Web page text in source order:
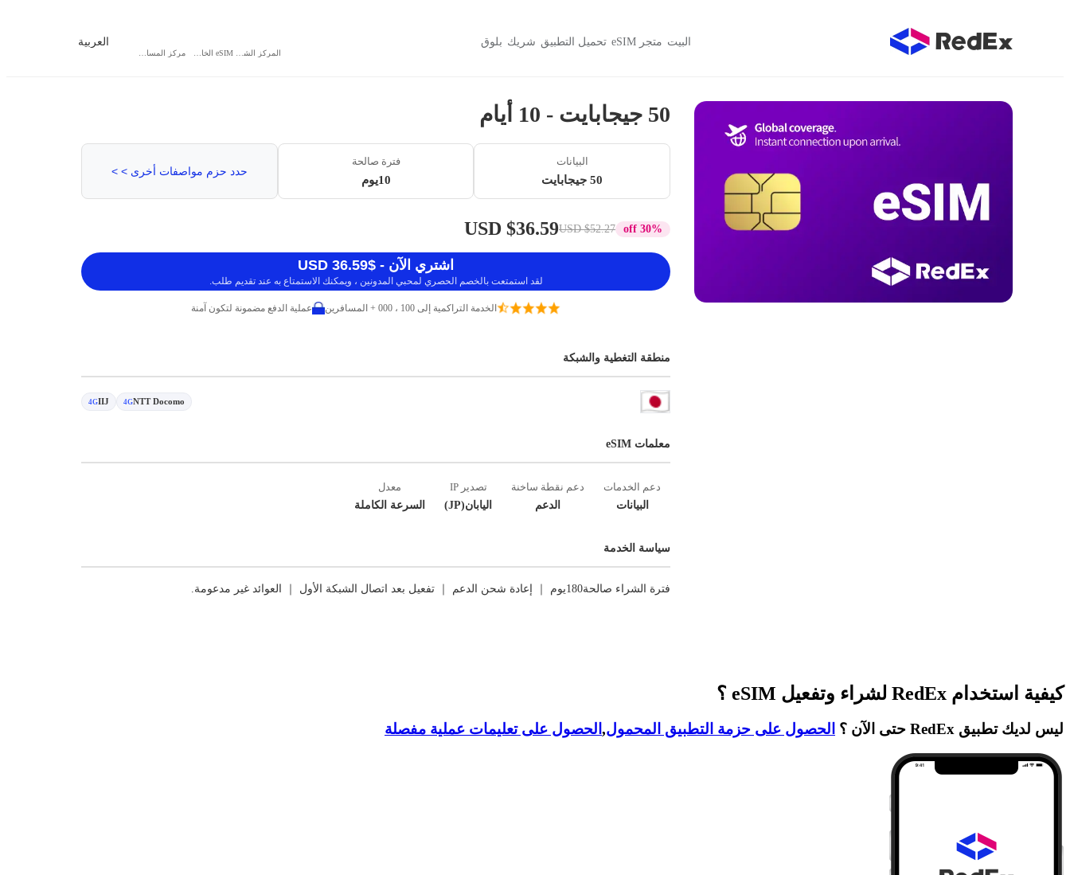
البيت متجر eSIM تحميل التطبيق شريك بلوق العربية
50 جيجابايت - 10 أيام
البيانات
50 جيجابايت
فترة صالحة
10يوم
حدد حزم مواصفات أخرى > >
30% off
$52.27 USD
$36.59 USD
اشتري الآن - $36.59 USD
لقد استمتعت بالخصم الحصري لمحبي المدونين ، ويمكنك الاستمتاع به عند تقديم طلب.
الخدمة التراكمية إلى 100 ، 000 + المسافرين عملية الدفع مضمونة لتكون آمنة
منطقة التغطية والشبكة
NTT Docomo
4G
IIJ
4G
معلمات eSIM
دعم الخدمات
البيانات
دعم نقطة ساخنة
الدعم
تصدير IP
اليابان(JP)
معدل
السرعة الكاملة
سياسة الخدمة
فترة الشراء صالحة180يوم ｜ إعادة شحن الدعم ｜ تفعيل بعد اتصال الشبكة الأول ｜ العوائد غير مدعومة.
كيفية استخدام RedEx لشراء وتفعيل eSIM ؟
ليس لديك تطبيق RedEx حتى الآن ؟ الحصول على حزمة التطبيق المحمول, الحصول على تعليمات عملية مفصلة